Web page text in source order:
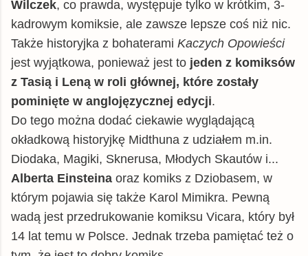
Wilczek, co prawda, występuje tylko w krótkim, 3-
kadrowym komiksie, ale zawsze lepsze coś niż nic.
Także historyjka z bohaterami Kaczych Opowieści
jest wyjątkowa, ponieważ jest to jeden z komiksów
z Tasią i Leną w roli głównej, które zostały
pominięte w anglojęzycznej edycji.
Do tego można dodać ciekawie wyglądającą
okładkową historyjkę Midthuna z udziałem m.in.
Diodaka, Magiki, Sknerusa, Młodych Skautów i...
Alberta Einsteina oraz komiks z Dziobasem, w
którym pojawia się także Karol Mimikra. Pewną
wadą jest przedrukowanie komiksu Vicara, który był
14 lat temu w Polsce. Jednak trzeba pamiętać też o